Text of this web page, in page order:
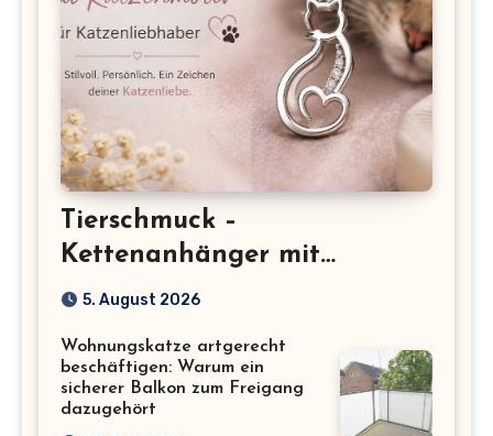
Tierschmuck –
Kettenanhänger mit
Katzenmotiv für
5. August 2026
Wohnungskatze artgerecht
beschäftigen: Warum ein
sicherer Balkon zum Freigang
dazugehört